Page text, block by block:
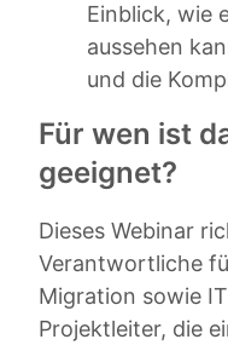
Einblick, wie
aussehen
und die
Für wen ist
geeignet?
Dieses Webinar
Verantwortliche
Migration sowie
Projektleiter, die